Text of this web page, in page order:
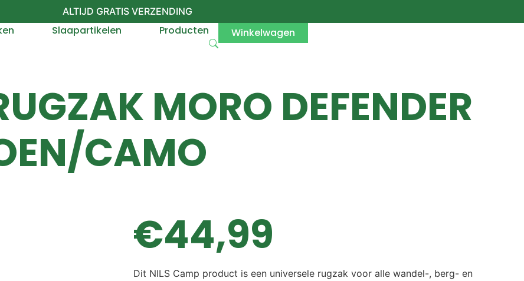
ALTIJD GRATIS VERZENDING
Slaapartikelen Producten Winkelwagen
MORO DEFENDER
CAMO
€44,99
Dit NILS Camp product is een universele rugzak voor alle wandel-, berg- en